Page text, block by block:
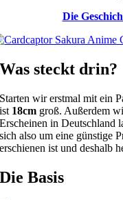
Die
Was steckt drin?
Starten wir erstmal mit ein
ist 18cm groß. Außerdem
Erscheinen in Deutschland
sich also um eine günstige
erschienen ist und deshalb
Die Basis